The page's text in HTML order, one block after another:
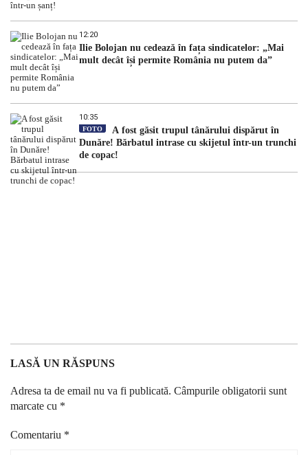
12:20
Ilie Bolojan nu cedează în fața sindicatelor: „Mai
mult decât își permite România nu putem da”
10:35
FOTO
A fost găsit trupul tânărului dispărut în
Dunăre! Bărbatul intrase cu skijetul într-un trunchi
de copac!
LASĂ UN RĂSPUNS
Adresa ta de email nu va fi publicată. Câmpurile obligatorii sunt
marcate cu *
Comentariu *